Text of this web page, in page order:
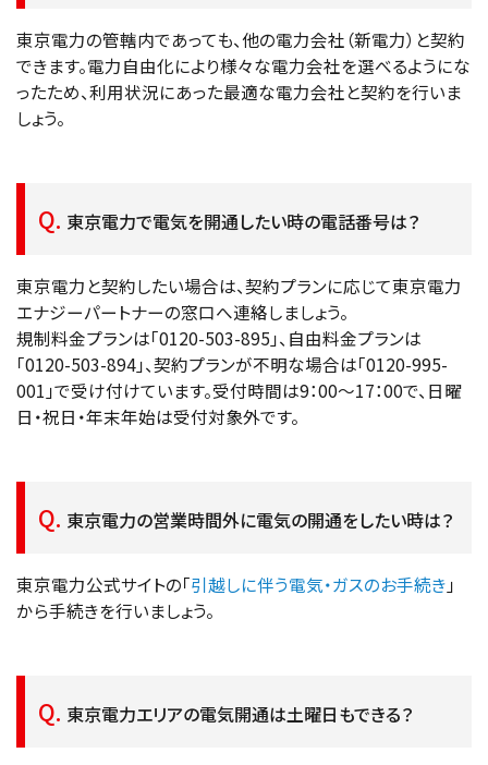
東京電力の管轄内であっても、他の電力会社（新電力）と契約
できます。電力自由化により様々な電力会社を選べるようにな
ったため、利用状況にあった最適な電力会社と契約を行いま
しょう。
東京電力で電気を開通したい時の電話番号は？
東京電力と契約したい場合は、契約プランに応じて東京電力
エナジーパートナーの窓口へ連絡しましょう。
規制料金プランは「0120-503-895」、自由料金プランは
「0120-503-894」、契約プランが不明な場合は「0120-995-
001」で受け付けています。受付時間は9：00〜17：00で、日曜
日・祝日・年末年始は受付対象外です。
東京電力の営業時間外に電気の開通をしたい時は？
東京電力公式サイトの「引越しに伴う電気・ガスのお手続き 」
から手続きを行いましょう。
東京電力エリアの電気開通は土曜日もできる？